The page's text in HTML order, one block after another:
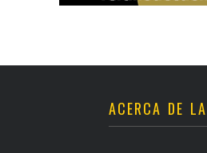
ACERCA DE